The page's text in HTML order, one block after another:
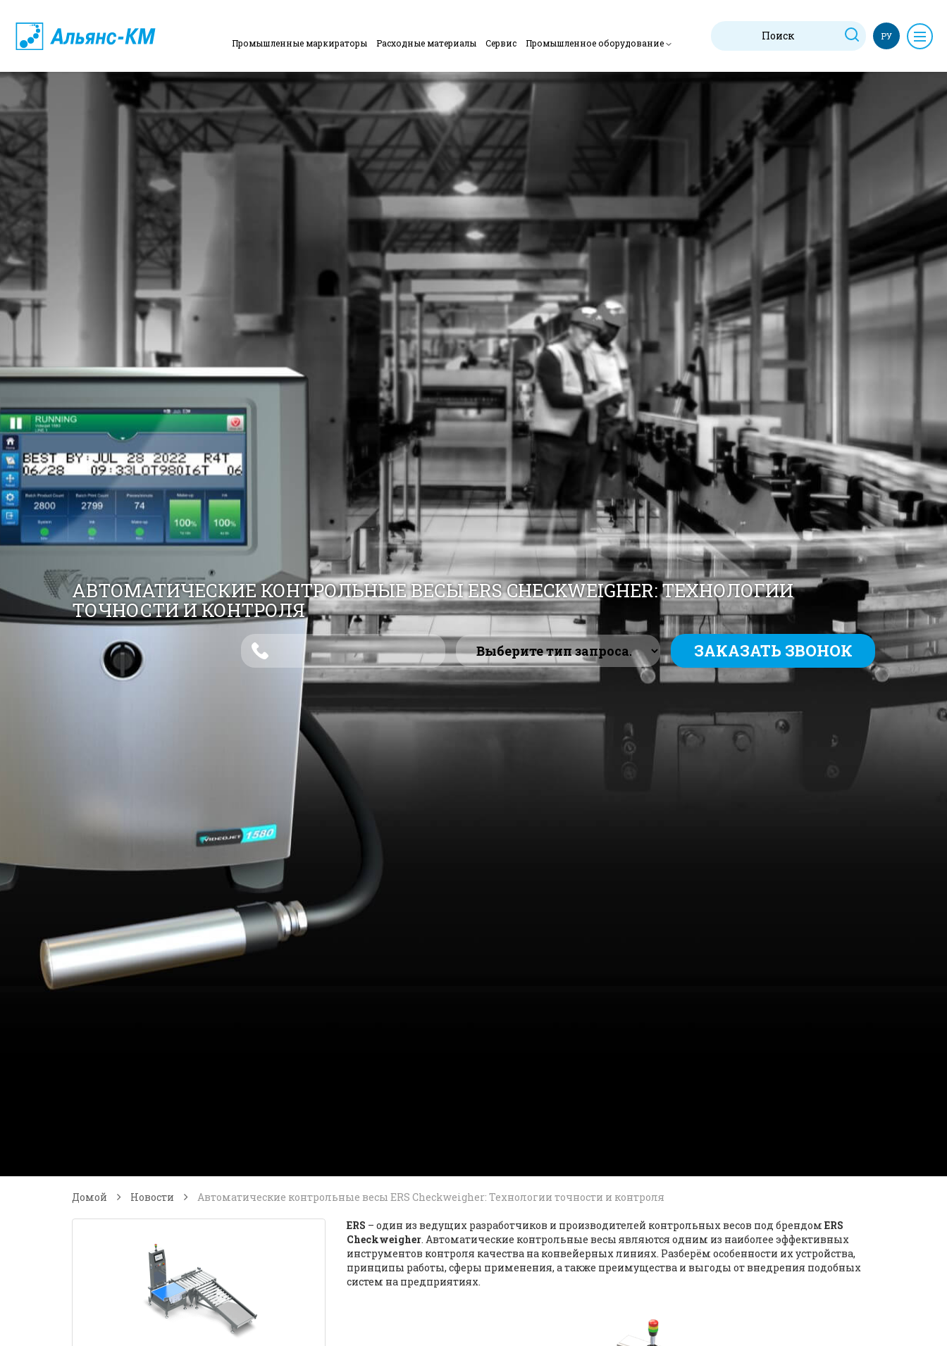
Промышленные маркираторы Расходные материалы Сервис Промышленное оборудование
РУ
АВТОМАТИЧЕСКИЕ КОНТРОЛЬНЫЕ ВЕСЫ ERS CHECKWEIGHER: ТЕХНОЛОГИИ
ТОЧНОСТИ И КОНТРОЛЯ
ЗАКАЗАТЬ ЗВОНОК
Домой Новости Автоматические контрольные весы ERS Checkweigher: Технологии точности и контроля
ERS – один из ведущих разработчиков и производителей контрольных весов под брендом ERS
Checkweigher. Автоматические контрольные весы являются одним из наиболее эффективных
инструментов контроля качества на конвейерных линиях. Разберём особенности их устройства,
принципы работы, сферы применения, а также преимущества и выгоды от внедрения подобных
систем на предприятиях.